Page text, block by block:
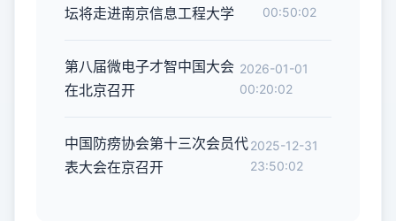
坛将走进南京信息工程大学
00:50:02
第八届微电子才智中国大会
在北京召开
2026-01-01
00:20:02
中国防痨协会第十三次会员代
表大会在京召开
2025-12-31
23:50:02